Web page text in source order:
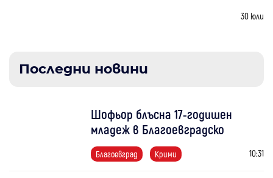
30 юли
Последни новини
Шофьор блъсна 17-годишен
младеж в Благоевградско
Благоевград Крими 10:31